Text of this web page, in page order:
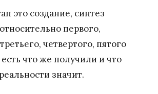
это создание, синтез
первого,
четвертого, пятого
есть что же получили и что
значит.